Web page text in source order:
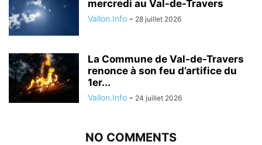
mercredi au Val-de-Travers
Vallon.Info - 28 juillet 2026
La Commune de Val-de-Travers
renonce à son feu d’artifice du
1er...
Vallon.Info - 24 juillet 2026
NO COMMENTS